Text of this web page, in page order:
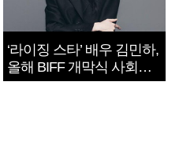
‘라이징 스타’ 배우 김민하,
올해 BIFF 개막식 사회자
확정